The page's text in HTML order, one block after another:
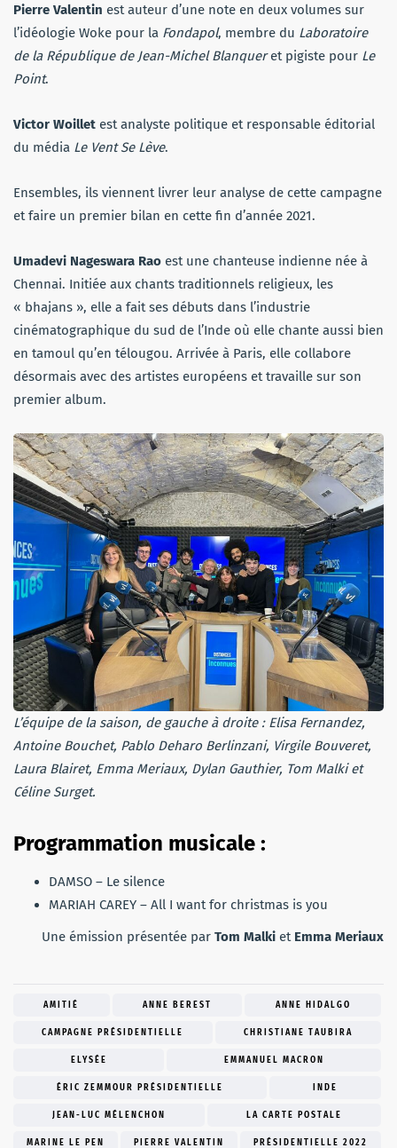
Pierre Valentin est auteur d’une note en deux volumes sur
l’idéologie Woke pour la Fondapol, membre du Laboratoire
de la République de Jean-Michel Blanqueret pigiste pour Le
Point.
Victor Woillet est analyste politique et responsable éditorial
du média Le Vent Se Lève.
Ensembles, ils viennent livrer leur analyse de cette campagne
et faire un premier bilan en cette fin d’année 2021.
Umadevi Nageswara Rao est une chanteuse indienne née à
Chennai. Initiée aux chants traditionnels religieux, les
« bhajans », elle a fait ses débuts dans l’industrie
cinématographique du sud de l’Inde où elle chante aussi bien
en tamoul qu’en télougou. Arrivée à Paris, elle collabore
désormais avec des artistes européens et travaille sur son
premier album.
L’équipe de la saison, de gauche à droite : Elisa Fernandez,
Antoine Bouchet, Pablo Deharo Berlinzani, Virgile Bouveret,
Laura Blairet, Emma Meriaux, Dylan Gauthier, Tom Malki et
Céline Surget.
Programmation musicale :
DAMSO – Le silence
MARIAH CAREY – All I want for christmas is you
Une émission présentée par Tom Malki et Emma Meriaux
AMITIÉ ANNE BEREST ANNE HIDALGO
CAMPAGNE PRÉSIDENTIELLE CHRISTIANE TAUBIRA
ELYSÉE EMMANUEL MACRON
ÉRIC ZEMMOUR PRÉSIDENTIELLE INDE
JEAN-LUC MÉLENCHON LA CARTE POSTALE
MARINE LE PEN PIERRE VALENTIN PRÉSIDENTIELLE 2022